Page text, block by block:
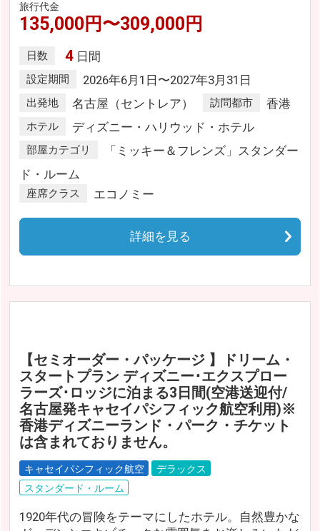
旅行代金
135,000円〜309,000円
日数 4 日間
設定期間 2026年6月1日〜2027年3月31日
出発地 名古屋（セントレア） 訪問都市 香港
ホテル ディズニー・ハリウッド・ホテル
部屋カテゴリ
「ミッキー＆フレンズ」スタンダー
ド・ルーム
座席クラス エコノミー
詳細を見る
【セミオーダー・パッケージ 】ドリーム・
スタートプラン ディズニー･エクスプロー
ラーズ･ロッジに泊まる3日間(空港送迎付/
名古屋発キャセイパシフィック航空利用)※
香港ディズニーランド・パーク・チケット
は含まれておりません。
キャセイパシフィック航空
デラックス
スタンダード・ルーム
1920年代の冒険をテーマにしたホテル。自然豊かな